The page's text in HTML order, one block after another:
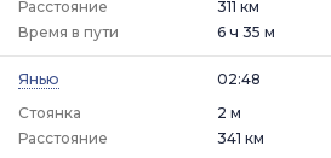
Расстояние
311 км
Время в пути
6 ч 35 м
Янью
02:48
Стоянка
2 м
Расстояние
341 км